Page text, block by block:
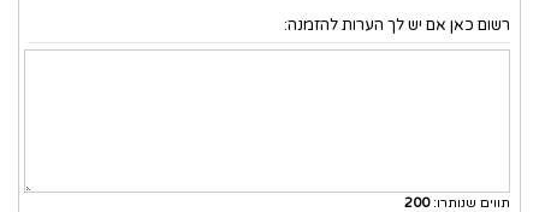
רשום כאן אם יש לך הערות להזמנה:
תווים שנותרו:200